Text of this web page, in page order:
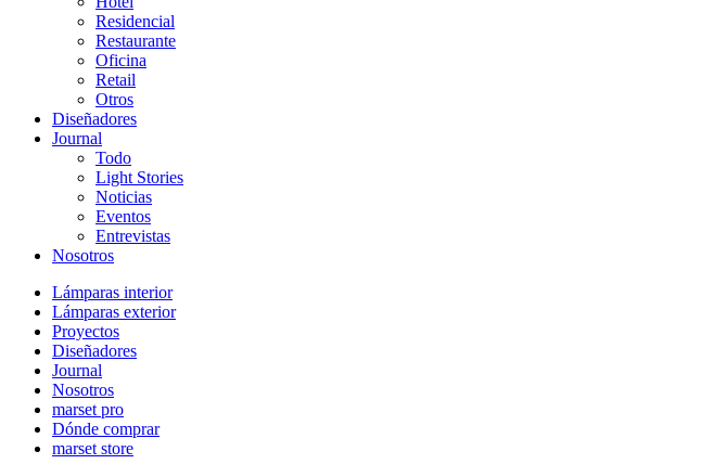
Residencial
Restaurante
Oficina
Retail
Otros
Diseñadores
Journal
Todo
Light Stories
Noticias
Eventos
Entrevistas
Nosotros
Lámparas interior
Lámparas exterior
Proyectos
Diseñadores
Journal
Nosotros
marset pro
Dónde comprar
marset store